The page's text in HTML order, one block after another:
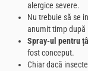
alergice severe.
Nu trebuie să se
anumit timp după
Spray-ul pentru
fost conceput.
Chiar dacă